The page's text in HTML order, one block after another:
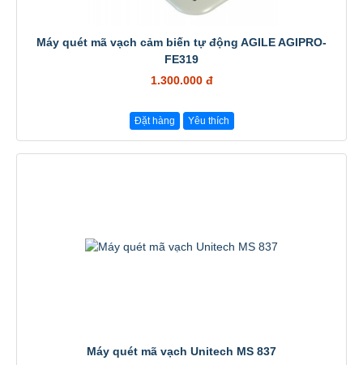
Máy quét mã vạch cảm biến tự động AGILE AGIPRO-
FE319
1.300.000 đ
Đặt hàng Yêu thích
Máy quét mã vạch Unitech MS 837